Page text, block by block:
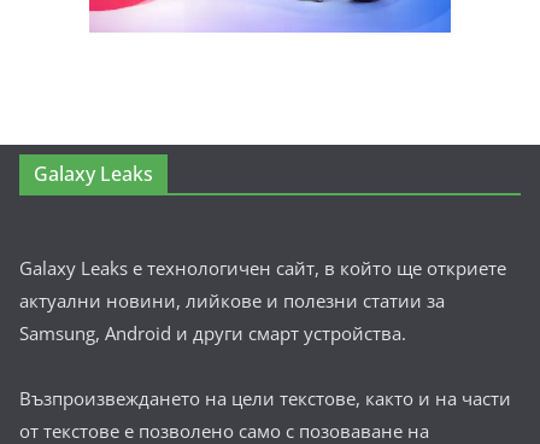
Galaxy Leaks
Galaxy Leaks е технологичен сайт, в който ще откриете
актуални новини, лийкове и полезни статии за
Samsung, Android и други смарт устройства.
Възпроизвеждането на цели текстове, както и на части
от текстове е позволено само с позоваване на